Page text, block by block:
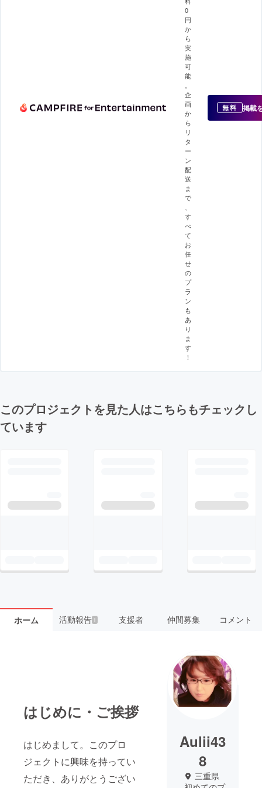
0
円
か
ら
実
施
可
能
企
画
か
ら
リ
タ
ー
ン
配
送
ま
で
す
べ
て
お
任
せ
の
プ
ラ
ン
も
あ
り
ま
す
！
無料 掲載
このプロジェクトを見た人はこちらもチェックし
ています
ホーム 活動報告1 支援者 仲間募集 コメント
はじめに・ご挨拶
はじめまして。このプロ
ジェクトに興味を持ってい
ただき、ありがとうござい
Aulii43
8
三重県